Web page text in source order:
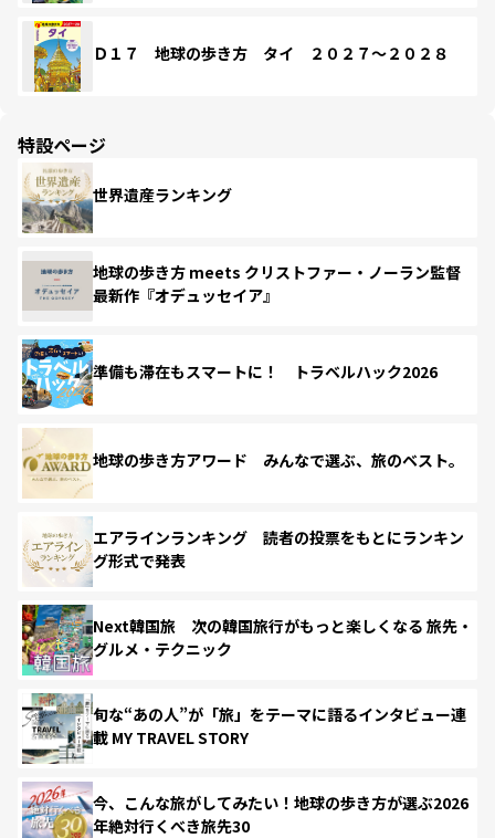
Ｄ１７ 地球の歩き方 タイ ２０２７～２０２８
特設ページ
世界遺産ランキング
地球の歩き方 meets クリストファー・ノーラン監督
最新作『オデュッセイア』
準備も滞在もスマートに！ トラベルハック2026
地球の歩き方アワード みんなで選ぶ、旅のベスト。
エアラインランキング 読者の投票をもとにランキン
グ形式で発表
Next韓国旅 次の韓国旅行がもっと楽しくなる 旅先・
グルメ・テクニック
旬な“あの人”が「旅」をテーマに語るインタビュー連
載 MY TRAVEL STORY
今、こんな旅がしてみたい！地球の歩き方が選ぶ2026
年絶対行くべき旅先30